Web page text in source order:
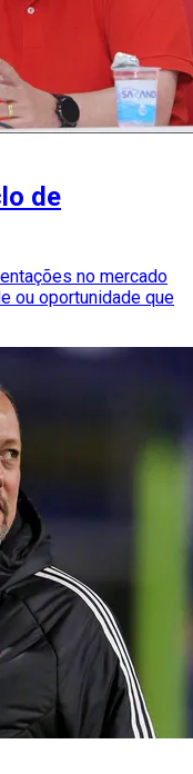
de
no mercado
ou oportunidade que